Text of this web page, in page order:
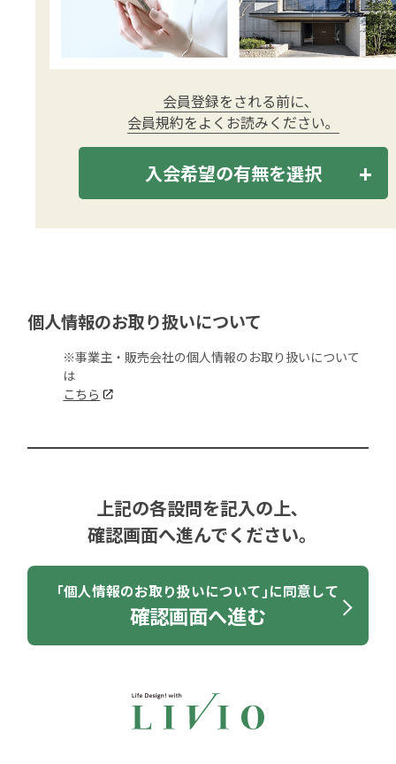
会員登録をされる前に､
会員規約をよくお読みください｡
入会希望の有無を選択
個人情報のお取り扱いについて
※事業主・販売会社の個人情報のお取り扱いについて
は
こちら
上記の各設問を記入の上､
確認画面へ進んでください｡
｢個人情報のお取り扱いについて｣に同意して
確認画面へ進む